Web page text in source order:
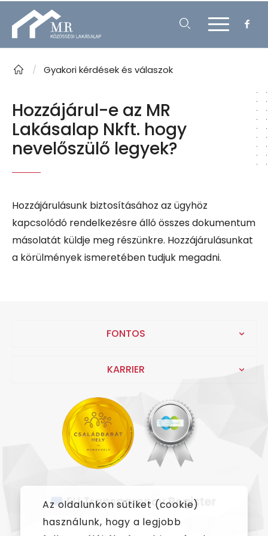
/ Gyakori kérdések és válaszok
Hozzájárul-e az MR
Lakásalap Nkft. hogy
nevelőszülő legyek?
Hozzájárulásunk biztosításához az ügyhöz
kapcsolódó rendelkezésre álló összes dokumentum
másolatát küldje meg részünkre. Hozzájárulásunkat
a körülmények ismeretében tudjuk megadni.
FONTOS
KARRIER
Az oldalunkon sütiket (cookie)
használunk, hogy a legjobb